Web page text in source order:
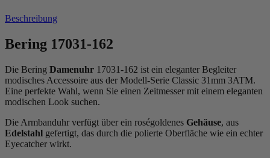
Beschreibung
Bering 17031-162
Die Bering Damenuhr 17031-162 ist ein eleganter Begleiter
modisches Accessoire aus der Modell-Serie Classic 31mm 3ATM.
Eine perfekte Wahl, wenn Sie einen Zeitmesser mit einem eleganten
modischen Look suchen.
Die Armbanduhr verfügt über ein roségoldenes Gehäuse, aus
Edelstahl gefertigt, das durch die polierte Oberfläche wie ein echter
Eyecatcher wirkt.